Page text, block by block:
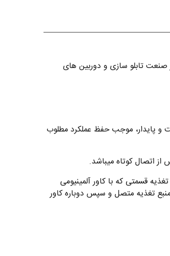
صنعت تابلو سازی و دوربین های
یک ولتاژ ثابت و پایدار، موجب حفظ عملکرد مطلوب
منبع تغذیه قسمتی که با کاور آلمینیومی
تغذیه متصل و سپس دوباره کاور